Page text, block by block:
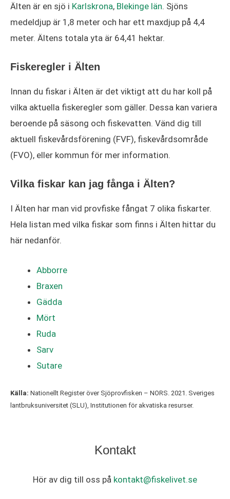
Älten är en sjö i Karlskrona, Blekinge län. Sjöns
medeldjup är 1,8 meter och har ett maxdjup på 4,4
meter. Ältens totala yta är 64,41 hektar.
Fiskeregler i Älten
Innan du fiskar i Älten är det viktigt att du har koll på
vilka aktuella fiskeregler som gäller. Dessa kan variera
beroende på säsong och fiskevatten. Vänd dig till
aktuell fiskevårdsförening (FVF), fiskevårdsområde
(FVO), eller kommun för mer information.
Vilka fiskar kan jag fånga i Älten?
I Älten har man vid provfiske fångat 7 olika fiskarter.
Hela listan med vilka fiskar som finns i Älten hittar du
här nedanför.
Abborre
Braxen
Gädda
Mört
Ruda
Sarv
Sutare
Källa: Nationellt Register över Sjöprovfisken – NORS. 2021. Sveriges
lantbruksuniversitet (SLU), Institutionen för akvatiska resurser.
Kontakt
Hör av dig till oss på kontakt@fiskelivet.se